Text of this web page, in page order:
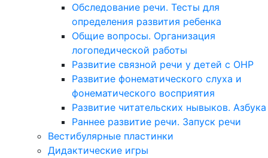
Обследование речи. Тесты для
определения развития ребенка
Общие вопросы. Организация
логопедической работы
Развитие связной речи у детей с ОНР
Развитие фонематического слуха и
фонематического восприятия
Развитие читательских нывыков. Азбука
Раннее развитие речи. Запуск речи
Вестибулярные пластинки
Дидактические игры